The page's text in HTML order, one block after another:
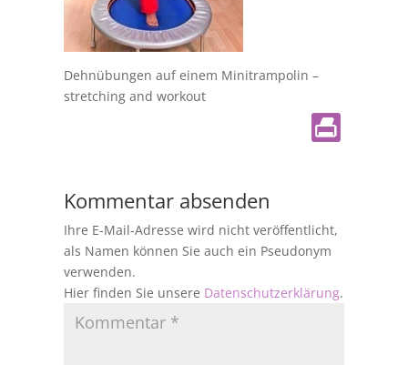
Dehnübungen auf einem Minitrampolin –
stretching and workout
Kommentar absenden
Ihre E-Mail-Adresse wird nicht veröffentlicht,
als Namen können Sie auch ein Pseudonym
verwenden.
Hier finden Sie unsere Datenschutzerklärung.